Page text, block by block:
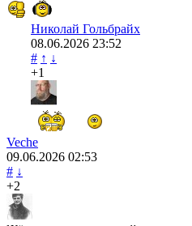
Николай Гольбрайх
08.06.2026 23:52
# ↑ ↓
+1
Veche
09.06.2026 02:53
# ↓
+2